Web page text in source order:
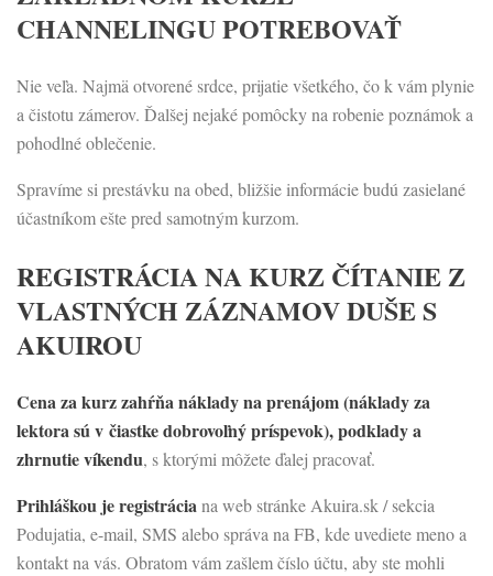
CHANNELINGU POTREBOVAŤ
Nie veľa. Najmä otvorené srdce, prijatie všetkého, čo k vám plynie
a čistotu zámerov. Ďalšej nejaké pomôcky na robenie poznámok a
pohodlné oblečenie.
Spravíme si prestávku na obed, bližšie informácie budú zasielané
účastníkom ešte pred samotným kurzom.
REGISTRÁCIA NA KURZ ČÍTANIE Z
VLASTNÝCH ZÁZNAMOV DUŠE S
AKUIROU
Cena za kurz zahŕňa náklady na prenájom (náklady za
lektora sú v čiastke dobrovoľný príspevok), podklady a
zhrnutie víkendu, s ktorými môžete ďalej pracovať.
Prihláškou je registráciana web stránke Akuira.sk / sekcia
Podujatia, e-mail, SMS alebo správa na FB, kde uvediete meno a
kontakt na vás. Obratom vám zašlem číslo účtu, aby ste mohli